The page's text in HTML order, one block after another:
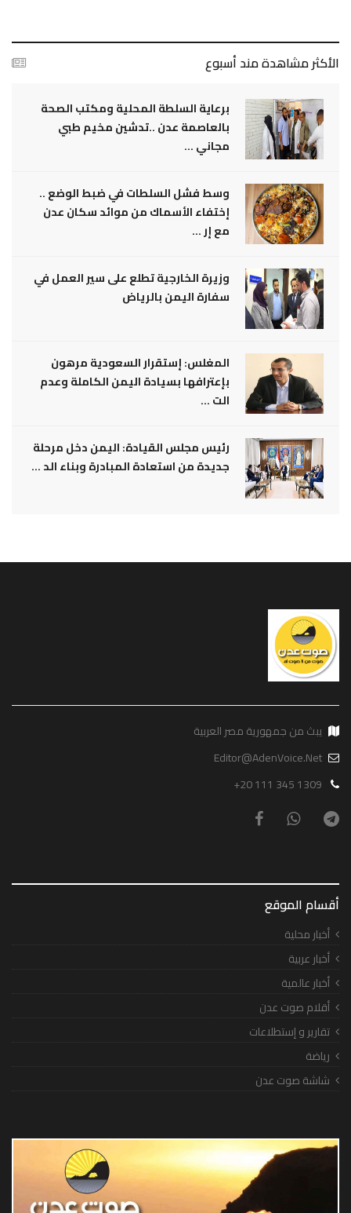
الأكثر مشاهدة مند أسبوع
برعاية السلطة المحلية ومكتب الصحة
بالعاصمة عدن ..تدشين مخيم طبي
مجاني ...
وسط فشل السلطات في ضبط الوضع ..
إختفاء الأسماك من موائد سكان عدن
مع إر ...
وزيرة الخارجية تطلع على سير العمل في
سفارة اليمن بالرياض
المغلس: إستقرار السعودية مرهون
بإعترافها بسيادة اليمن الكاملة وعدم
الت ...
رئيس مجلس القيادة: اليمن دخل مرحلة
جديدة من استعادة المبادرة وبناء الد ...
يبث من جمهورية مصر العربية
Editor@AdenVoice.Net
+20 111 345 1309
أقسام الموقع
أخبار محلية
أخبار عربية
أخبار عالمية
أقلام صوت عدن
تقارير و إستطلاعات
رياضة
شاشة صوت عدن